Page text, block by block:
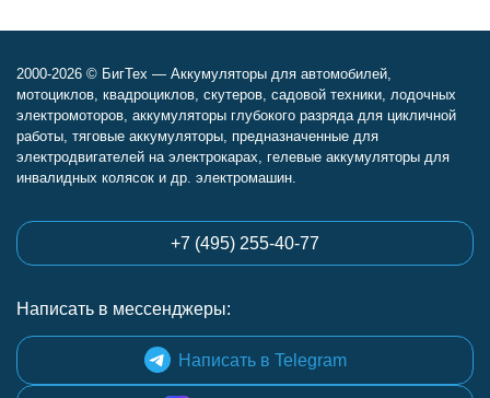
2000-2026 © БигТех — Аккумуляторы для автомобилей,
мотоциклов, квадроциклов, скутеров, садовой техники, лодочных
электромоторов, аккумуляторы глубокого разряда для цикличной
работы, тяговые аккумуляторы, предназначенные для
электродвигателей на электрокарах, гелевые аккумуляторы для
инвалидных колясок и др. электромашин.
+7 (495) 255-40-77
Написать в мессенджеры:
Написать в Telegram